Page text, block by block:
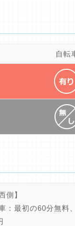
自転
側】
：最初の60分無料